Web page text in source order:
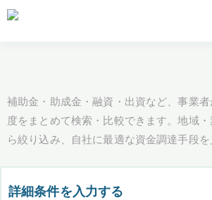
補助金・助成金・融資・出資など、事業者
度をまとめて検索・比較できます。地域
ら絞り込み、自社に最適な資金調達手段を
詳細条件を入力する